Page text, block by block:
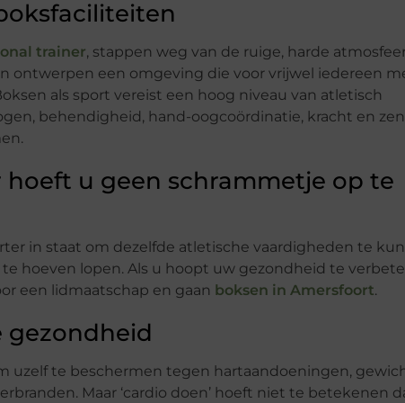
trainer, stappen weg van de ruige, harde
ontwerpen een omgeving die voor vrijwel iedereen
als sport vereist een hoog niveau van atletisch
behendigheid, hand-oogcoördinatie, kracht en
hoeft u geen schrammetje op te
in staat om dezelfde atletische vaardigheden te
hoeven lopen. Als u hoopt uw gezondheid te
een lidmaatschap en gaan boksen in Amersfoort.
gezondheid
uzelf te beschermen tegen hartaandoeningen,
Maar ‘cardio doen’ hoeft niet te betekenen